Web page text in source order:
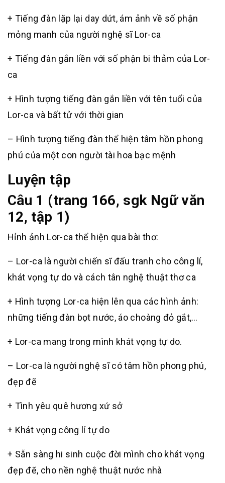
+ Tiếng đàn lặp lại day dứt, ám ảnh về số phận
mỏng manh của người nghệ sĩ Lor-ca
+ Tiếng đàn gắn liền với số phận bi thảm của Lor-
ca
+ Hình tượng tiếng đàn gắn liền với tên tuổi của
Lor-ca và bất tử với thời gian
– Hình tượng tiếng đàn thể hiện tâm hồn phong
phú của một con người tài hoa bạc mệnh
Luyện tập
Câu 1 (trang 166, sgk Ngữ văn
12, tập 1)
Hỉnh ảnh Lor-ca thể hiện qua bài thơ:
– Lor-ca là người chiến sĩ đấu tranh cho công lí,
khát vọng tự do và cách tân nghệ thuật thơ ca
+ Hình tượng Lor-ca hiện lên qua các hình ảnh:
những tiếng đàn bọt nước, áo choàng đỏ gắt,…
+ Lor-ca mang trong mình khát vọng tự do.
– Lor-ca là người nghệ sĩ có tâm hồn phong phú,
đẹp đẽ
+ Tình yêu quê hương xứ sở
+ Khát vọng công lí tự do
+ Sẵn sàng hi sinh cuộc đời mình cho khát vọng
đẹp đẽ, cho nền nghệ thuật nước nhà